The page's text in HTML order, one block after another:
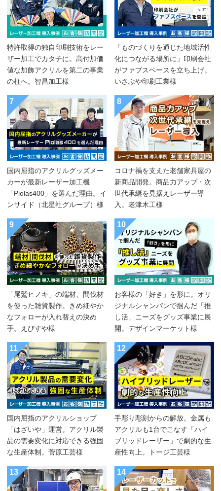
特許取得の独自印刷技術をレー
ザー加工でカタチに。高付加価
値な加飾アクリルを第二の事業
の柱へ。智昌加工様
「ものづくりを通じた地域活性
化につながる場所に」印刷会社
がファブスペースを立ち上げ。
いさぶや印刷工業様
7
国内屈指のアクリルグッズメー
カーが最新レーザー加工機
「Piolas400」を選んだ理由。イ
ンサイド（北星社グループ）様
8
コロナ禍を支えた老舗家具屋の
新商品開発。商品力アップ・次
世代承継を見据えレーザー導
入。老津木工様
9
「尾鷲ヒノキ」の端材、間伐材
を使った雑貨製作。きめ細やか
なフォローが入れ替えの決め
手。えびすや様
10
お客様の「好き」を形に。オリ
ジナルシャンパンで掴んだ「推
し活」ニーズをグッズ事業に展
開。デザインマーケット様
11
国内屈指のアクリルショップ
「はざいや」運営。アクリル製
品の需要変化に対応できる強固
な生産体制。菅原工芸様
12
手彫り彫刻からの解放。金属も
アクリルも1台でこなす「ハイ
ブリッドレーザー」で劇的な生
産性向上。トージ工芸様
13 14